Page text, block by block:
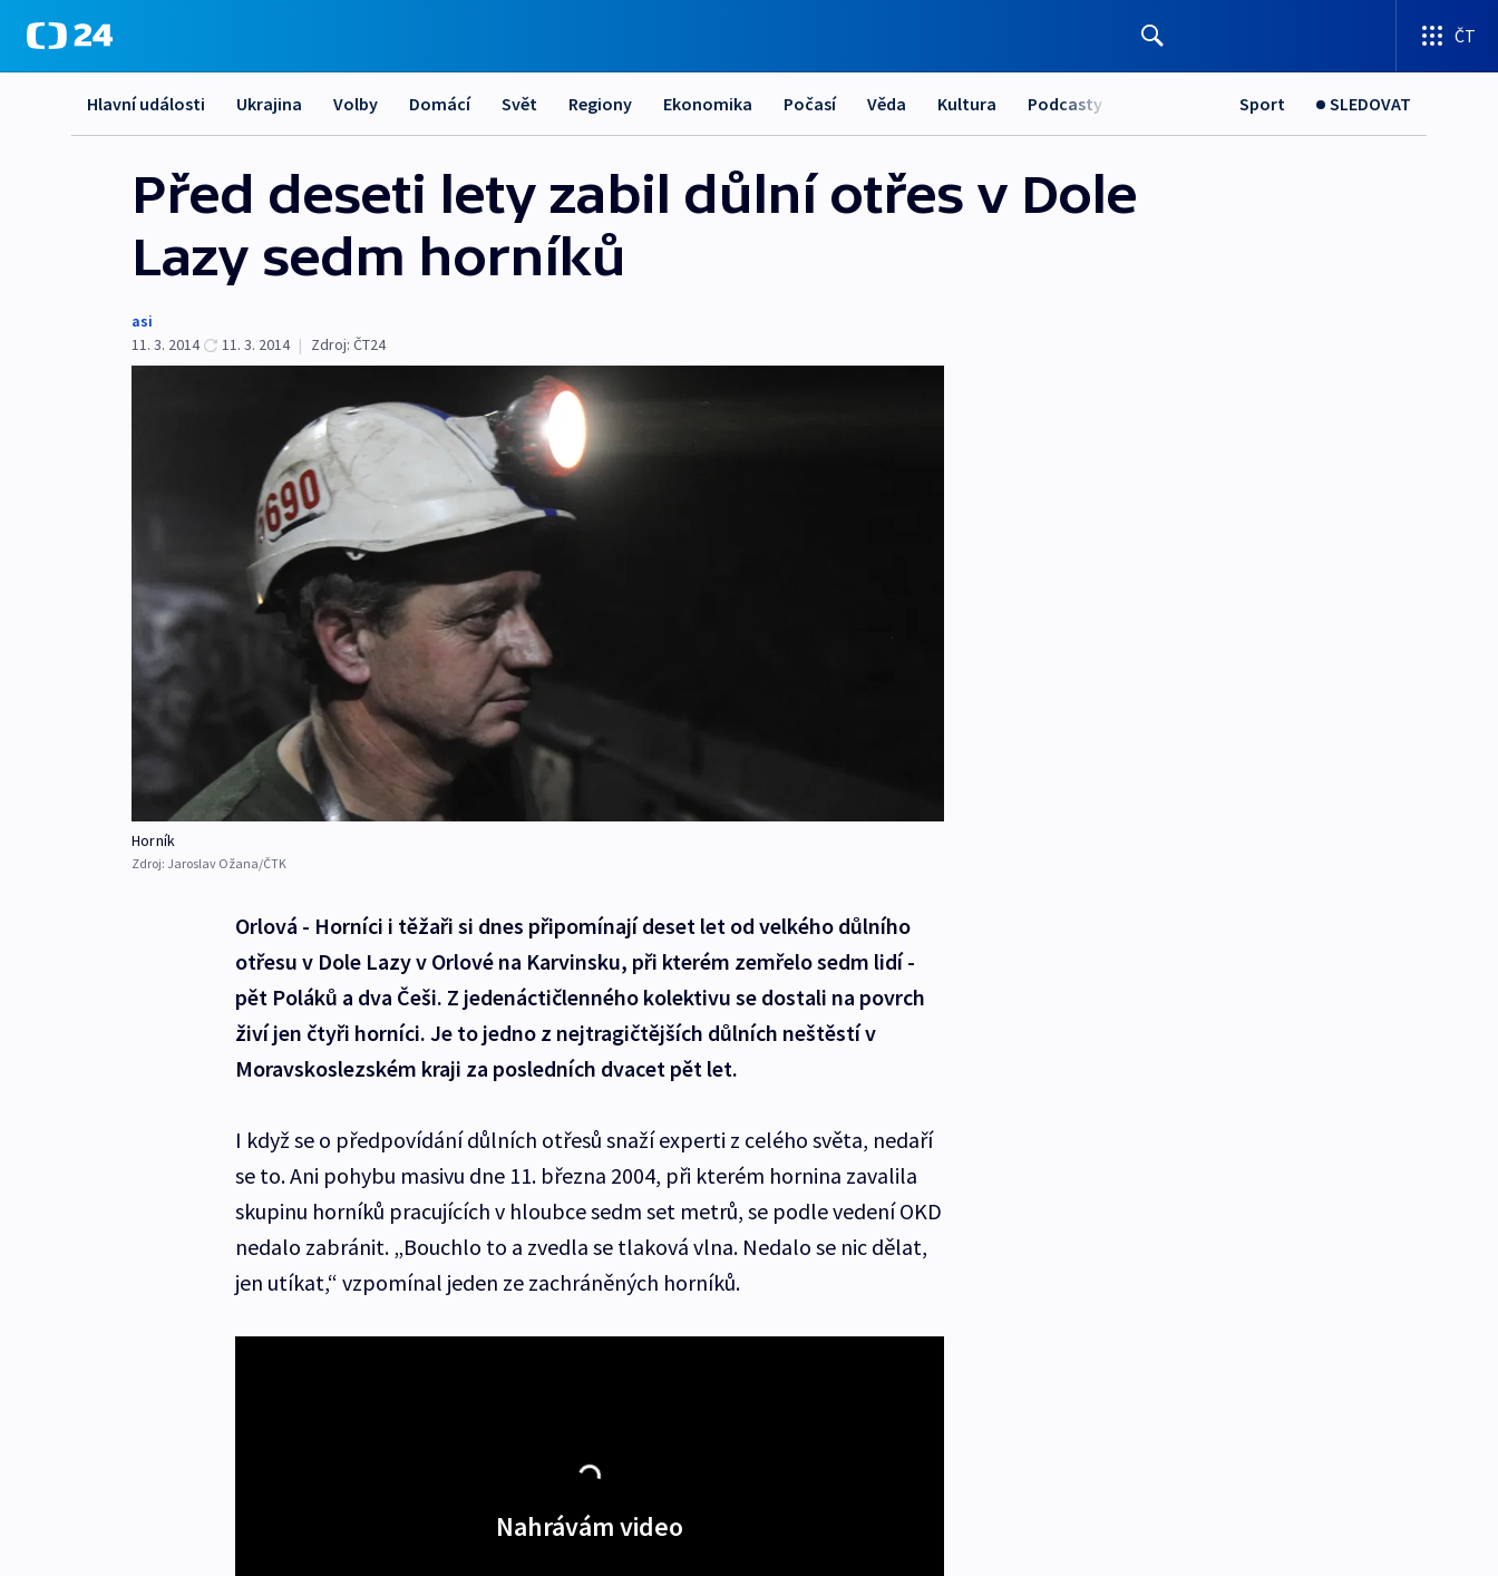
ČT
Hlavní události Ukrajina Volby Domácí Svět Regiony Ekonomika Počasí Věda Kultura Podcasty Sport SLEDOVAT
Před deseti lety zabil důlní otřes v Dole
Lazy sedm horníků
asi
11. 3. 2014
11. 3. 2014 | Zdroj: ČT24
Horník
Zdroj: Jaroslav Ožana/ČTK
Orlová - Horníci i těžaři si dnes připomínají deset let od velkého důlního
otřesu v Dole Lazy v Orlové na Karvinsku, při kterém zemřelo sedm lidí -
pět Poláků a dva Češi. Z jedenáctičlenného kolektivu se dostali na povrch
živí jen čtyři horníci. Je to jedno z nejtragičtějších důlních neštěstí v
Moravskoslezském kraji za posledních dvacet pět let.
I když se o předpovídání důlních otřesů snaží experti z celého světa, nedaří
se to. Ani pohybu masivu dne 11. března 2004, při kterém hornina zavalila
skupinu horníků pracujících v hloubce sedm set metrů, se podle vedení OKD
nedalo zabránit. „Bouchlo to a zvedla se tlaková vlna. Nedalo se nic dělat,
jen utíkat,“ vzpomínal jeden ze zachráněných horníků.
Nahrávám video